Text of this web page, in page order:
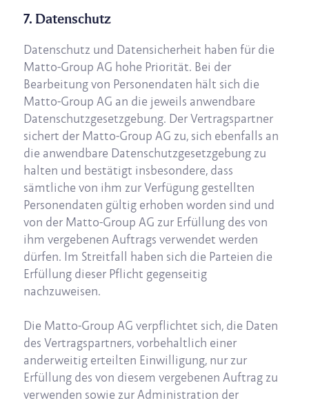
7. Datenschutz
Datenschutz und Datensicherheit haben für die
Matto-Group AG hohe Priorität. Bei der
Bearbeitung von Personendaten hält sich die
Matto-Group AG an die jeweils anwendbare
Datenschutzgesetzgebung. Der Vertragspartner
sichert der Matto-Group AG zu, sich ebenfalls an
die anwendbare Datenschutzgesetzgebung zu
halten und bestätigt insbesondere, dass
sämtliche von ihm zur Verfügung gestellten
Personendaten gültig erhoben worden sind und
von der Matto-Group AG zur Erfüllung des von
ihm vergebenen Auftrags verwendet werden
dürfen. Im Streitfall haben sich die Parteien die
Erfüllung dieser Pflicht gegenseitig
nachzuweisen.
Die Matto-Group AG verpflichtet sich, die Daten
des Vertragspartners, vorbehaltlich einer
anderweitig erteilten Einwilligung, nur zur
Erfüllung des von diesem vergebenen Auftrag zu
verwenden sowie zur Administration der